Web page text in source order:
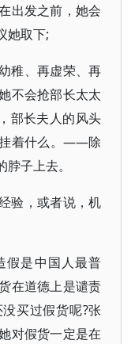
出发之前，她会
她取下;
稚、再虚荣、再
不会抢部长太太
部长夫人的风头
挂着什么。——除
子上去。
验，或者说，机
假是中国人最普
在道德上是谴责
买过假货呢?张
对假货一定是在